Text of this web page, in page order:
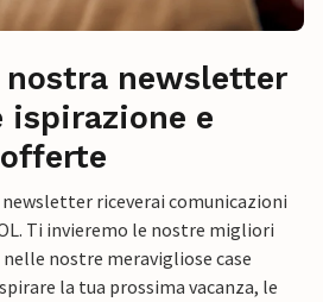
newsletter
ispirazione e
riceverai comunicazioni
Ti invieremo le nostre migliori
nostre meravigliose case
la tua prossima vacanza, le